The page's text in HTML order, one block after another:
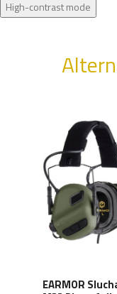
High-contrast mode
EARMOR